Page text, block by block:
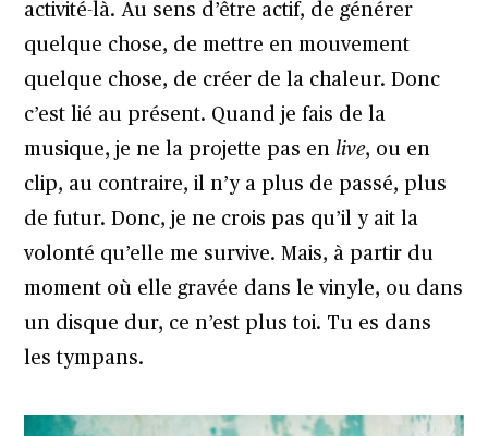
activité-là. Au sens d’être actif, de générer
quelque chose, de mettre en mouvement
quelque chose, de créer de la chaleur. Donc
c’est lié au présent. Quand je fais de la
musique, je ne la projette pas enlive, ou en
clip, au contraire, il n’y a plus de passé, plus
de futur. Donc, je ne crois pas qu’il y ait la
volonté qu’elle me survive. Mais, à partir du
moment où elle gravée dans le vinyle, ou dans
un disque dur, ce n’est plus toi. Tu es dans
les tympans.